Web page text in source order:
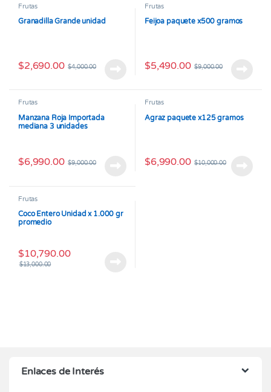
Frutas
Granadilla Grande unidad
$2,690.00 $4,000.00
Frutas
Feijoa paquete x500 gramos
$5,490.00 $9,000.00
Frutas
Manzana Roja Importada
mediana 3 unidades
$6,990.00 $9,000.00
Frutas
Agraz paquete x125 gramos
$6,990.00 $10,000.00
Frutas
Coco Entero Unidad x 1.000 gr
promedio
$10,790.00
$13,000.00
Enlaces de Interés